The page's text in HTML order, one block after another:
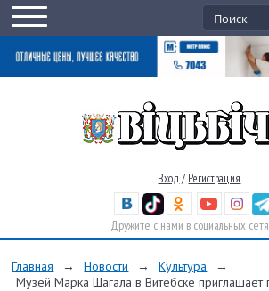
Вход / Регистрация
Дружите с нами в социальных
Главная → Новости → Культура
→
Музей Марка Шагала в Витебске приглашает